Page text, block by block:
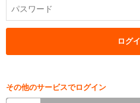
その他のサービスでログイン